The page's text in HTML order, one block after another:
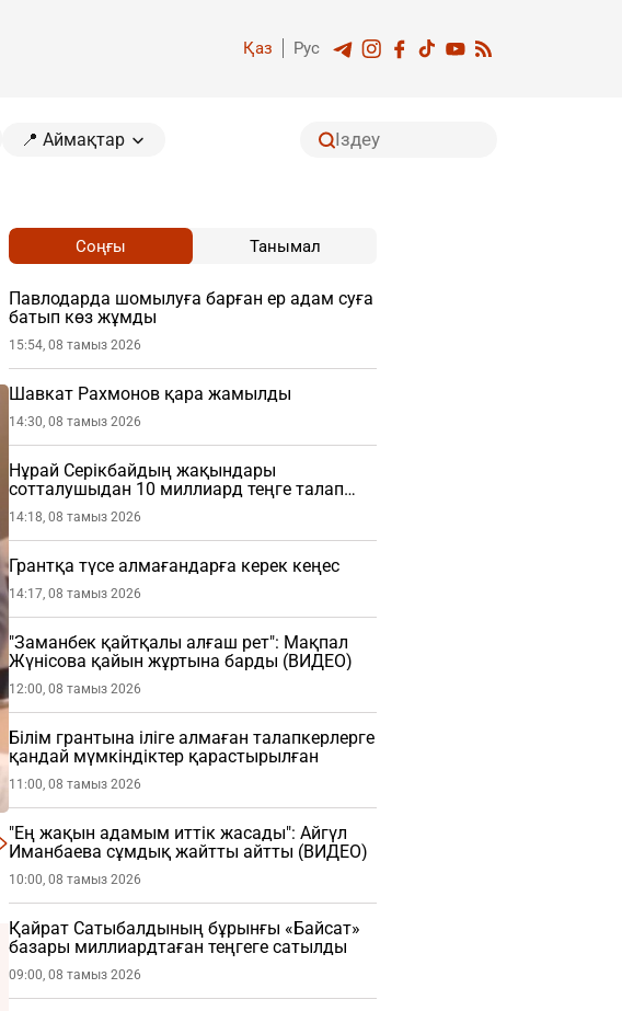
Қаз Рус
📍 Аймақтар
Соңғы Танымал
Павлодарда шомылуға барған ер адам суға
батып көз жұмды
15:54, 08 тамыз 2026
Шавкат Рахмонов қара жамылды
14:30, 08 тамыз 2026
Нұрай Серікбайдың жақындары
сотталушыдан 10 миллиард теңге талап
етті
14:18, 08 тамыз 2026
Грантқа түсе алмағандарға керек кеңес
14:17, 08 тамыз 2026
"Заманбек қайтқалы алғаш рет": Мақпал
Жүнісова қайын жұртына барды (ВИДЕО)
12:00, 08 тамыз 2026
Білім грантына іліге алмаған талапкерлерге
қандай мүмкіндіктер қарастырылған
11:00, 08 тамыз 2026
"Ең жақын адамым иттік жасады": Айгүл
Иманбаева сұмдық жайтты айтты (ВИДЕО)
10:00, 08 тамыз 2026
Қайрат Сатыбалдының бұрынғы «Байсат»
базары миллиардтаған теңгеге сатылды
09:00, 08 тамыз 2026